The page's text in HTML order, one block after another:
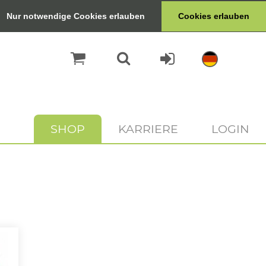
Nur notwendige Cookies erlauben Cookies erlauben
SHOP KARRIERE LOGIN